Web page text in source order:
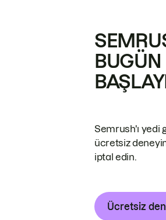
BUGÜN
Semrush'ı yedi
ücretsiz
iptal edin.
Ücretsiz